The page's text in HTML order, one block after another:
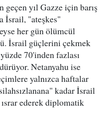
yıl Gazze için barış
İsrail, "ateşkes"
her gün ölümcül
İsrail güçlerini çekmek
70'inden fazlası
Netanyahu ise
yalnızca haftalar
kadar İsrail
ederek diplomatik